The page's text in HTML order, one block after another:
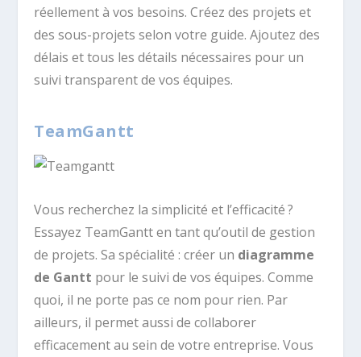
réellement à vos besoins. Créez des projets et
des sous-projets selon votre guide. Ajoutez des
délais et tous les détails nécessaires pour un
suivi transparent de vos équipes.
TeamGantt
Vous recherchez la simplicité et l’efficacité ?
Essayez TeamGantt en tant qu’outil de gestion
de projets. Sa spécialité : créer un diagramme
de Gantt pour le suivi de vos équipes. Comme
quoi, il ne porte pas ce nom pour rien. Par
ailleurs, il permet aussi de collaborer
efficacement au sein de votre entreprise. Vous